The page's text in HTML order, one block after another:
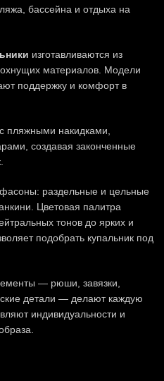
бассейна и отдыха на
изготавливаются из
материалов. Модели
поддержку и комфорт в
пляжными накидками,
создавая законченные
раздельные и цельные
Цветовая палитра
тонов до ярких и
подобрать купальник под
— рюши, завязки,
детали — делают каждую
индивидуальности и